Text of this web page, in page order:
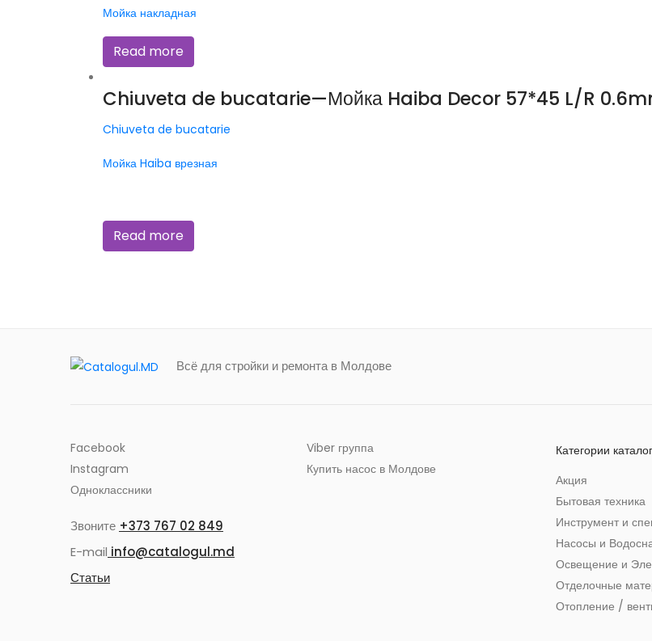
Мойка накладная
Read more
Chiuveta de bucatarie—Мойка Haiba Decor 57*45 L/R
Chiuveta de bucatarie
Мойка Haiba врезная
Read more
Всё для стройки и ремонта в Молдове
Facebook
Instagram
Одноклассники
Viber группа
Купить насос в Молдове
Звоните +373 767 02 849
E-mail info@catalogul.md
Статьи
Категории
Акция
Бытовая техника
Инструмент и
Насосы и
Освещение и
Отделочные
Отопление /